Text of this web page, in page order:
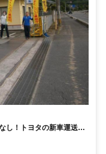
し！トヨタの新車運送の